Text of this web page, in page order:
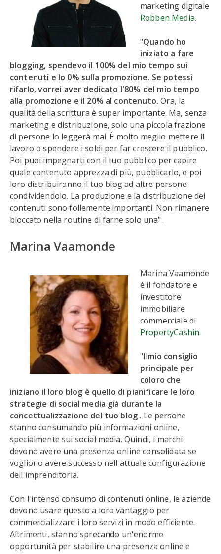
marketing digitale
Robben Media.
"Quando ho
iniziato a fare
blogging, spendevo il 100% del mio tempo sui
contenuti e lo 0% sulla promozione. Se potessi
rifarlo, vorrei aver dedicato l'80% del mio tempo
alla promozione e il 20% al contenuto.Ora, la
qualità della scrittura è super importante. Ma, senza
marketing e distribuzione, solo una piccola frazione
di persone lo leggerà mai. È molto meglio mettere il
lavoro o spendere i soldi per far crescere il pubblico.
Poi puoi impegnarti con il tuo pubblico per capire
quale contenuto apprezza di più, pubblicarlo, e poi
loro distribuiranno il tuo blog ad altre persone
condividendolo. La produzione e la distribuzione dei
contenuti sono follemente importanti. Non rimanere
bloccato nella routine di farne solo una".
Marina Vaamonde
Marina Vaamonde
è il fondatore e
investitore
immobiliare
commerciale di
PropertyCashin.
"Ilmio consiglio
principale per
coloro che
iniziano il loro blog è quello di pianificare le loro
strategie di social media già durante la
concettualizzazione del tuo blog. Le persone
stanno consumando più informazioni online,
specialmente sui social media. Quindi, i marchi
devono avere una presenza online consolidata se
vogliono avere successo nell'attuale configurazione
dell'imprenditoria.
Con l'intenso consumo di contenuti online, le aziende
devono usare questo a loro vantaggio per
commercializzare i loro servizi in modo efficiente.
Altrimenti, stanno sprecando un'enorme
opportunità per stabilire una presenza online e